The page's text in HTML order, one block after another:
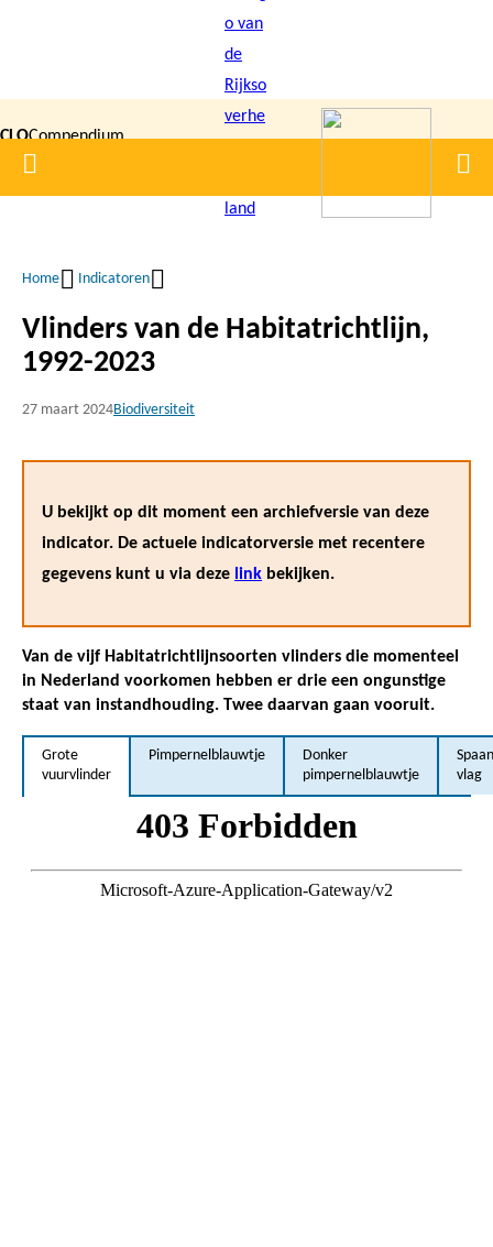
inhoud
gaan
CLOCompendium
voor de
Home
Kruimelpad
Home Indicatoren
Vlinders van de Habitatrichtlijn,
1992-2023
27 maart 2024Biodiversiteit
U bekijkt op dit moment een archiefversie van deze
indicator. De actuele indicatorversie met recentere
gegevens kunt u via deze link bekijken.
Van de vijf Habitatrichtlijnsoorten vlinders die momenteel
in Nederland voorkomen hebben er drie een ongunstige
staat van instandhouding. Twee daarvan gaan vooruit.
Grote
vuurvlinder
Pimpernelblauwtje
Donker
pimpernelblauwtje
vlag